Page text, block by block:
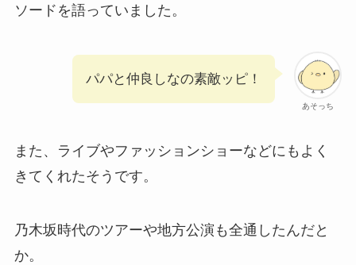
ソードを語っていました。
あそっち
パパと仲良しなの素敵ッピ！
また、ライブやファッションショーなどにもよく
きてくれたそうです。
乃木坂時代のツアーや地方公演も全通したんだと
か。